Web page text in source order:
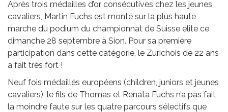
Après trois médailles d’or consécutives chez les jeunes
cavaliers, Martin Fuchs est monté sur la plus haute
marche du podium du championnat de Suisse élite ce
dimanche 28 septembre à Sion. Pour sa première
participation dans cette catégorie, le Zurichois de 22 ans
a fait très fort !
Neuf fois médaillés européens (children, juniors et jeunes
cavaliers), le fils de Thomas et Renata Fuchs n’a pas fait
la moindre faute sur les quatre parcours sélectifs que